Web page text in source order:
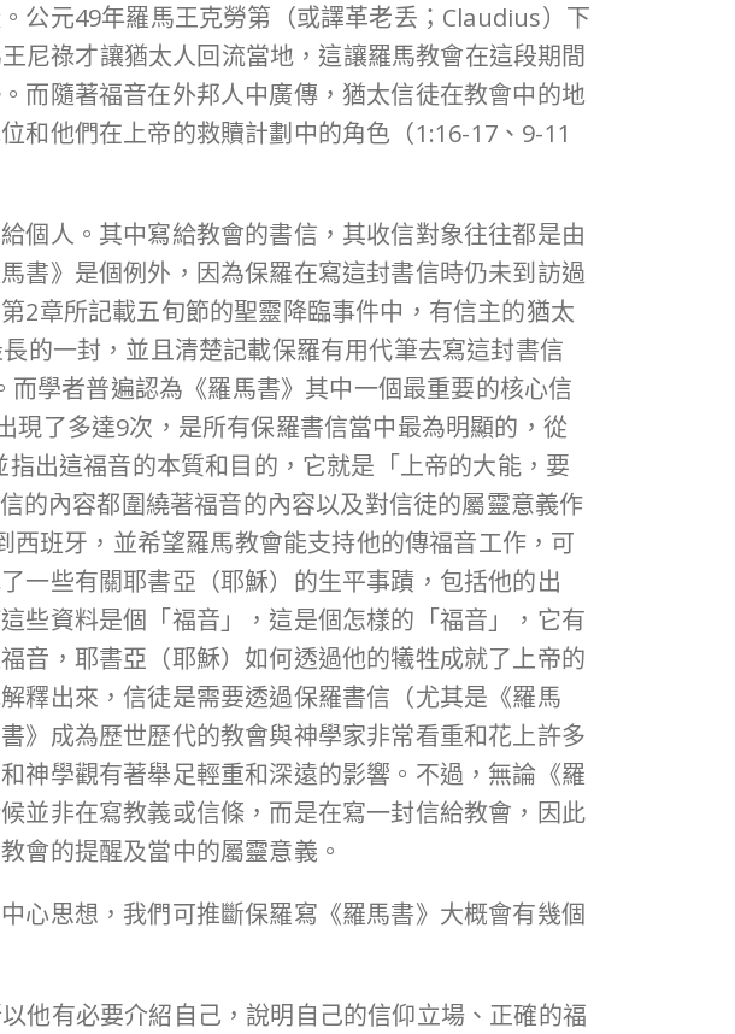
公元49年羅馬王克勞第（或譯革老丢；Claudius）下
尼祿才讓猶太人回流當地，這讓羅馬教會在這段期間
而隨著福音在外邦人中廣傳，猶太信徒在教會中的地
和他們在上帝的救贖計劃中的角色（1:16-17、9-11
個人。其中寫給教會的書信，其收信對象往往都是由
書》是個例外，因為保羅在寫這封書信時仍未到訪過
2章所記載五旬節的聖靈降臨事件中，有信主的猶太
的一封，並且清楚記載保羅有用代筆去寫這封書信
而學者普遍認為《羅馬書》其中一個最重要的核心信
現了多達9次，是所有保羅書信當中最為明顯的，從
出這福音的本質和目的，它就是「上帝的大能，要
的內容都圍繞著福音的內容以及對信徒的屬靈意義作
班牙，並希望羅馬教會能支持他的傳福音工作，可
一些有關耶書亞（耶穌）的生平事蹟，包括他的出
些資料是個「福音」，這是個怎樣的「福音」，它有
音，耶書亞（耶穌）如何透過他的犧牲成就了上帝的
釋出來，信徒是需要透過保羅書信（尤其是《羅馬
》成為歷世歷代的教會與神學家非常看重和花上許多
神學觀有著舉足輕重和深遠的影響。不過，無論《羅
並非在寫教義或信條，而是在寫一封信給教會，因此
會的提醒及當中的屬靈意義。
心思想，我們可推斷保羅寫《羅馬書》大概會有幾個
他有必要介紹自己，說明自己的信仰立場、正確的福